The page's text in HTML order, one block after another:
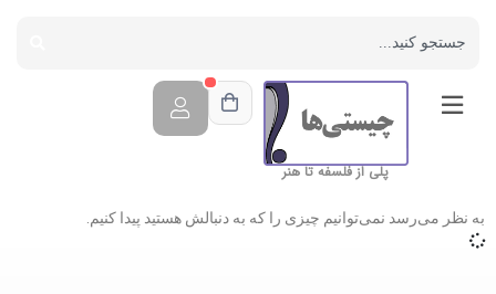
پلی از فلسفه تا هنر
به نظر می‌رسد نمی‌توانیم چیزی را که به دنبالش هستید پیدا کنیم.